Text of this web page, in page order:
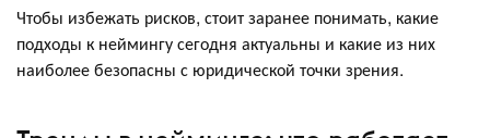
Чтобы избежать рисков, стоит заранее понимать, какие
подходы к неймингу сегодня актуальны и какие из них
наиболее безопасны с юридической точки зрения.